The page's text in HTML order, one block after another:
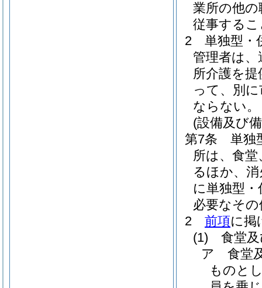
業所の他
従事する
2
単独型・
管理者は、
所介護を
って、別
ならない。
(設備及び
第7条
単独
所は、食
るほか、
に単独型
必要なそ
2
前項に掲
(1)
食堂
ア
食堂
ものと